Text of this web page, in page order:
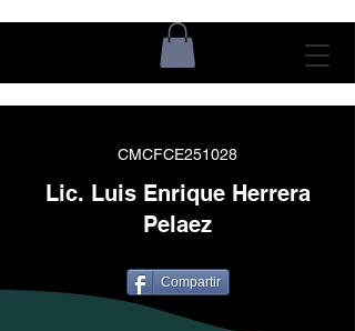
CMCFCE251028
Lic. Luis Enrique Herrera
Pelaez
Compartir